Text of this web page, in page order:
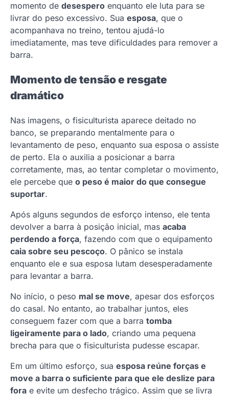
momento de desespero enquanto ele luta para se
livrar do peso excessivo. Sua esposa, que o
acompanhava no treino, tentou ajudá-lo
imediatamente, mas teve dificuldades para remover a
barra.
Momento de tensão e resgate
dramático
Nas imagens, o fisiculturista aparece deitado no
banco, se preparando mentalmente para o
levantamento de peso, enquanto sua esposa o assiste
de perto. Ela o auxilia a posicionar a barra
corretamente, mas, ao tentar completar o movimento,
ele percebe que o peso é maior do que consegue
suportar.
Após alguns segundos de esforço intenso, ele tenta
devolver a barra à posição inicial, mas acaba
perdendo a força, fazendo com que o equipamento
caia sobre seu pescoço. O pânico se instala
enquanto ele e sua esposa lutam desesperadamente
para levantar a barra.
No início, o peso mal se move, apesar dos esforços
do casal. No entanto, ao trabalhar juntos, eles
conseguem fazer com que a barra tomba
ligeiramente para o lado, criando uma pequena
brecha para que o fisiculturista pudesse escapar.
Em um último esforço, sua esposa reúne forças e
move a barra o suficiente para que ele deslize para
fora e evite um desfecho trágico. Assim que se livra